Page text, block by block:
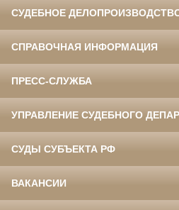
СУДЕБНОЕ
СПРАВОЧНАЯ ИНФОРМАЦИЯ
ПРЕСС-СЛУЖБА
УПРАВЛЕНИЕ СУДЕБНОГО
СУДЫ СУБЪЕКТА РФ
ВАКАНСИИ